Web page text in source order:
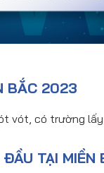
BẮC 2023
vót, có trường
TẠI MIỀN